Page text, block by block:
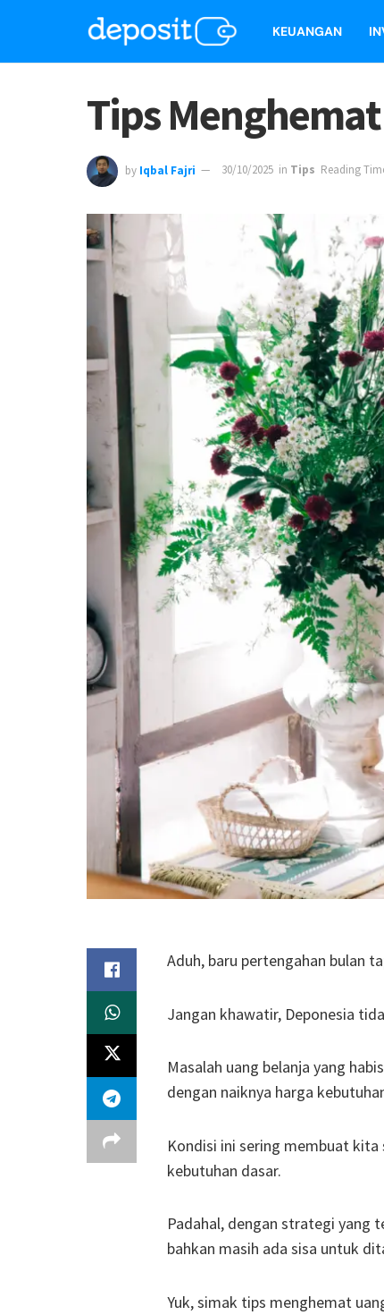
KEUANGAN
Tips
by Iqbal Fajri 30/10/2025 in Tips Reading
Aduh, baru pertengahan bulan
Jangan khawatir, Deponesia
Masalah uang belanja yang
dengan naiknya harga
Kondisi ini sering membuat
kebutuhan dasar.
Padahal, dengan strategi yang
bahkan masih ada sisa untuk
Yuk, simak tips menghemat